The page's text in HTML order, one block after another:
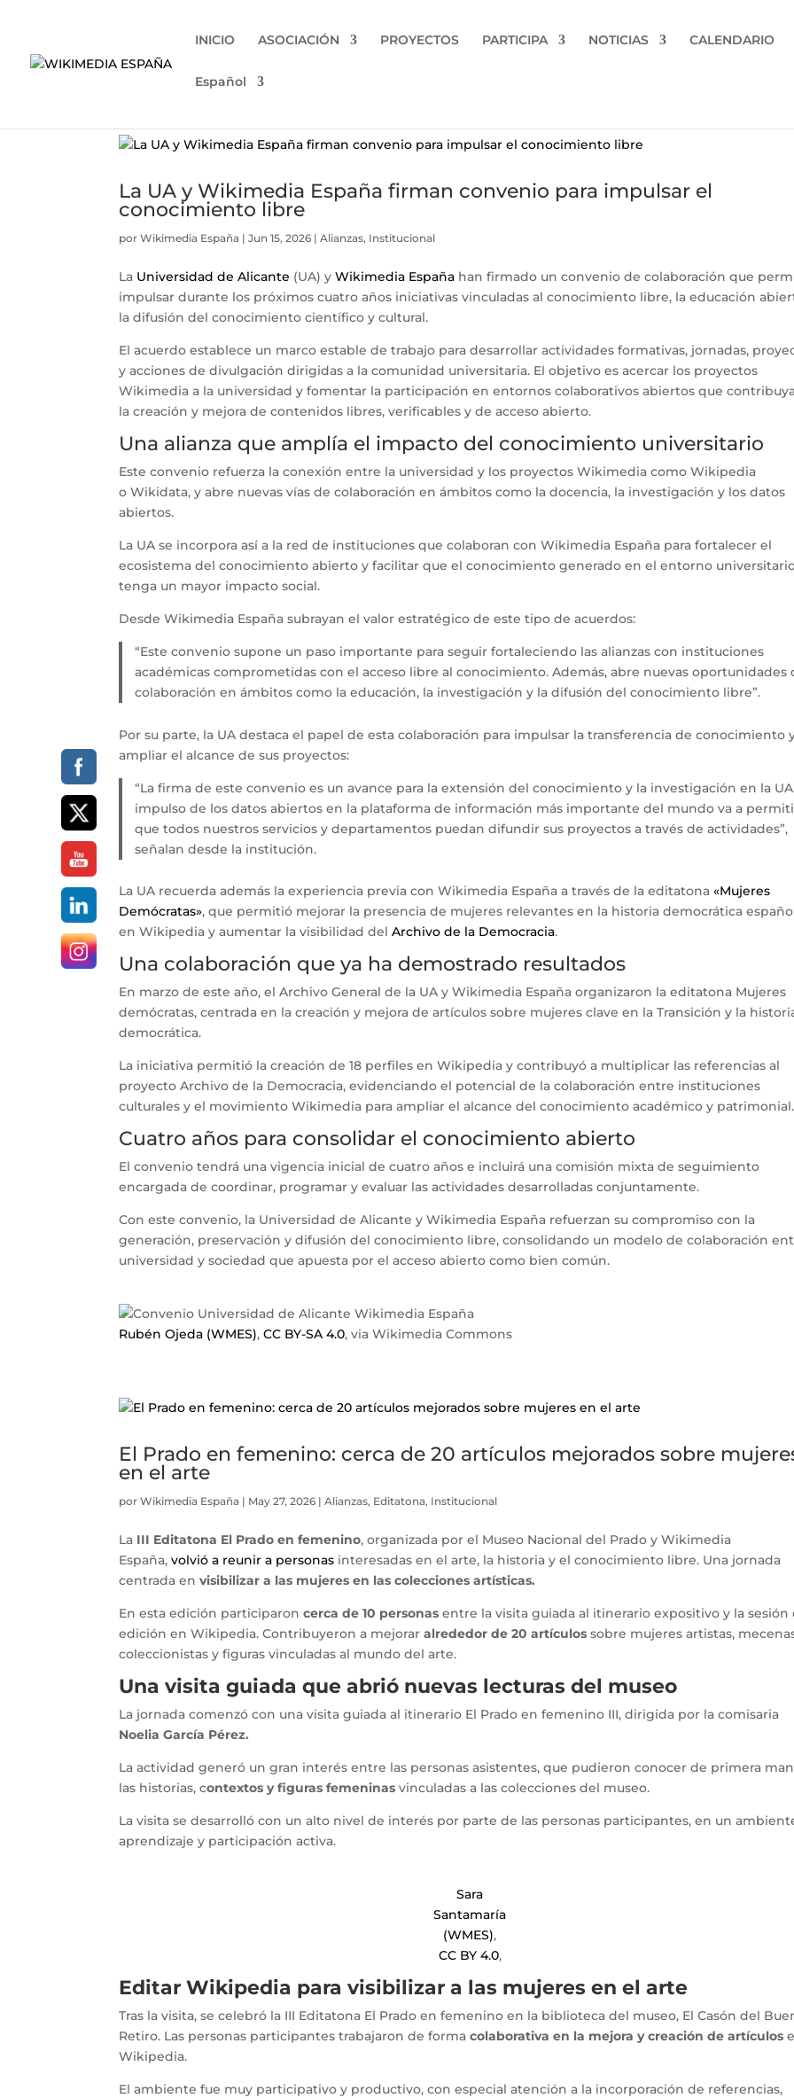
INICIO ASOCIACIÓN PROYECTOS PARTICIPA NOTICIAS CALENDARIO
Español
La UA y Wikimedia España firman convenio para impulsar el
conocimiento libre
porWikimedia España |Jun 15, 2026 |Alianzas, Institucional
La Universidad de Alicante (UA) yWikimedia España han firmado un convenio de colaboración que
impulsar durante los próximos cuatro años iniciativas vinculadas al conocimiento libre, la educación
la difusión del conocimiento científico y cultural.
El acuerdo establece un marco estable de trabajo para desarrollar actividades formativas, jornadas,
y acciones de divulgación dirigidas a la comunidad universitaria. El objetivo es acercar los proyectos
Wikimedia a la universidad y fomentar la participación en entornos colaborativos abiertos que
la creación y mejora de contenidos libres, verificables y de acceso abierto.
Una alianza que amplía el impacto del conocimiento universitario
Este convenio refuerza la conexión entre la universidad y los proyectos Wikimedia como Wikipedia
o Wikidata, y abre nuevas vías de colaboración en ámbitos como la docencia, la investigación y los datos
abiertos.
La UA se incorpora así a la red de instituciones que colaboran con Wikimedia España para fortalecer el
ecosistema del conocimiento abierto y facilitar que el conocimiento generado en el entorno
tenga un mayor impacto social.
Desde Wikimedia España subrayan el valor estratégico de este tipo de acuerdos:
“Este convenio supone un paso importante para seguir fortaleciendo las alianzas con instituciones
académicas comprometidas con el acceso libre al conocimiento. Además, abre nuevas oportunidades
colaboración en ámbitos como la educación, la investigación y la difusión del conocimiento libre”.
Por su parte, la UA destaca el papel de esta colaboración para impulsar la transferencia de conocimiento
ampliar el alcance de sus proyectos:
“La firma de este convenio es un avance para la extensión del conocimiento y la investigación en la
impulso de los datos abiertos en la plataforma de información más importante del mundo va a
que todos nuestros servicios y departamentos puedan difundir sus proyectos a través de actividades”,
señalan desde la institución.
La UA recuerda además la experiencia previa con Wikimedia España a través de la editatona«Mujeres
Demócratas», que permitió mejorar la presencia de mujeres relevantes en la historia democrática
en Wikipedia y aumentar la visibilidad delArchivo de la Democracia.
Una colaboración que ya ha demostrado resultados
En marzo de este año, el Archivo General de la UA y Wikimedia España organizaron la editatona Mujeres
demócratas, centrada en la creación y mejora de artículos sobre mujeres clave en la Transición y la
democrática.
La iniciativa permitió la creación de 18 perfiles en Wikipedia y contribuyó a multiplicar las referencias al
proyecto Archivo de la Democracia, evidenciando el potencial de la colaboración entre instituciones
culturales y el movimiento Wikimedia para ampliar el alcance del conocimiento académico y patrimonial.
Cuatro años para consolidar el conocimiento abierto
El convenio tendrá una vigencia inicial de cuatro años e incluirá una comisión mixta de seguimiento
encargada de coordinar, programar y evaluar las actividades desarrolladas conjuntamente.
Con este convenio, la Universidad de Alicante y Wikimedia España refuerzan su compromiso con la
generación, preservación y difusión del conocimiento libre, consolidando un modelo de colaboración
universidad y sociedad que apuesta por el acceso abierto como bien común.
Rubén Ojeda (WMES),CC BY-SA 4.0, via Wikimedia Commons
El Prado en femenino: cerca de 20 artículos mejorados sobre
en el arte
porWikimedia España | May 27, 2026 |Alianzas, Editatona, Institucional
La III Editatona El Prado en femenino, organizada por el Museo Nacional del Prado y Wikimedia
España,volvió a reunir a personas interesadas en el arte, la historia y el conocimiento libre. Una jornada
centrada envisibilizar a las mujeres en las colecciones artísticas.
En esta edición participaroncerca de 10 personas entre la visita guiada al itinerario expositivo y la sesión
edición en Wikipedia. Contribuyeron a mejoraralrededor de 20 artículos sobre mujeres artistas,
coleccionistas y figuras vinculadas al mundo del arte.
Una visita guiada que abrió nuevas lecturas del museo
La jornada comenzó con una visita guiada al itinerario El Prado en femenino III, dirigida por la comisaria
Noelia García Pérez.
La actividad generó un gran interés entre las personas asistentes, que pudieron conocer de primera
las historias, contextos y figuras femeninas vinculadas a las colecciones del museo.
La visita se desarrolló con un alto nivel de interés por parte de las personas participantes, en un
aprendizaje y participación activa.
Sara
Santamaría
(WMES),
CC BY 4.0,
Editar Wikipedia para visibilizar a las mujeres en el arte
Tras la visita, se celebró la III Editatona El Prado en femenino en la biblioteca del museo, El Casón del
Retiro. Las personas participantes trabajaron de formacolaborativa en la mejora y creación de artículos
Wikipedia.
El ambiente fue muy participativo y productivo, con especial atención a la incorporación de referencias,